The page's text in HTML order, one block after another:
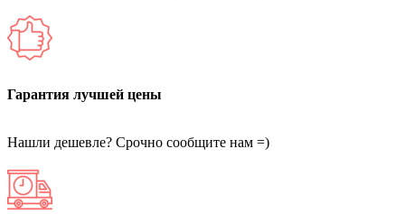
Гарантия лучшей цены
Нашли дешевле? Срочно сообщите нам =)